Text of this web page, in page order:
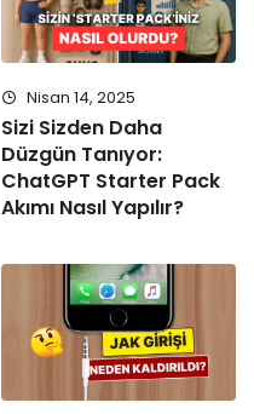
Nisan 14, 2025
Sizi Sizden Daha
Düzgün Tanıyor:
ChatGPT Starter Pack
Akımı Nasıl Yapılır?